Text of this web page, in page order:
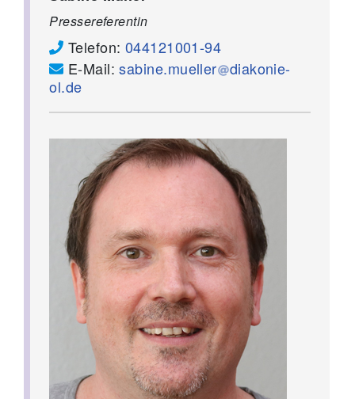
Pressereferentin
Telefon: 044121001-94
E-Mail:sabine.mueller
diakonie-
ol.de